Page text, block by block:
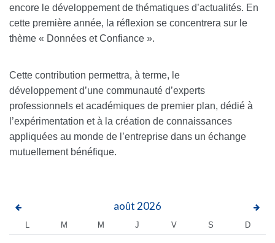
encore le développement de thématiques d’actualités. En
cette première année, la réflexion se concentrera sur le
thème « Données et Confiance ».
Cette contribution permettra, à terme, le
développement d’une communauté d’experts
professionnels et académiques de premier plan, dédié à
l’expérimentation et à la création de connaissances
appliquées au monde de l’entreprise dans un échange
mutuellement bénéfique.
août2026
M M J V S D